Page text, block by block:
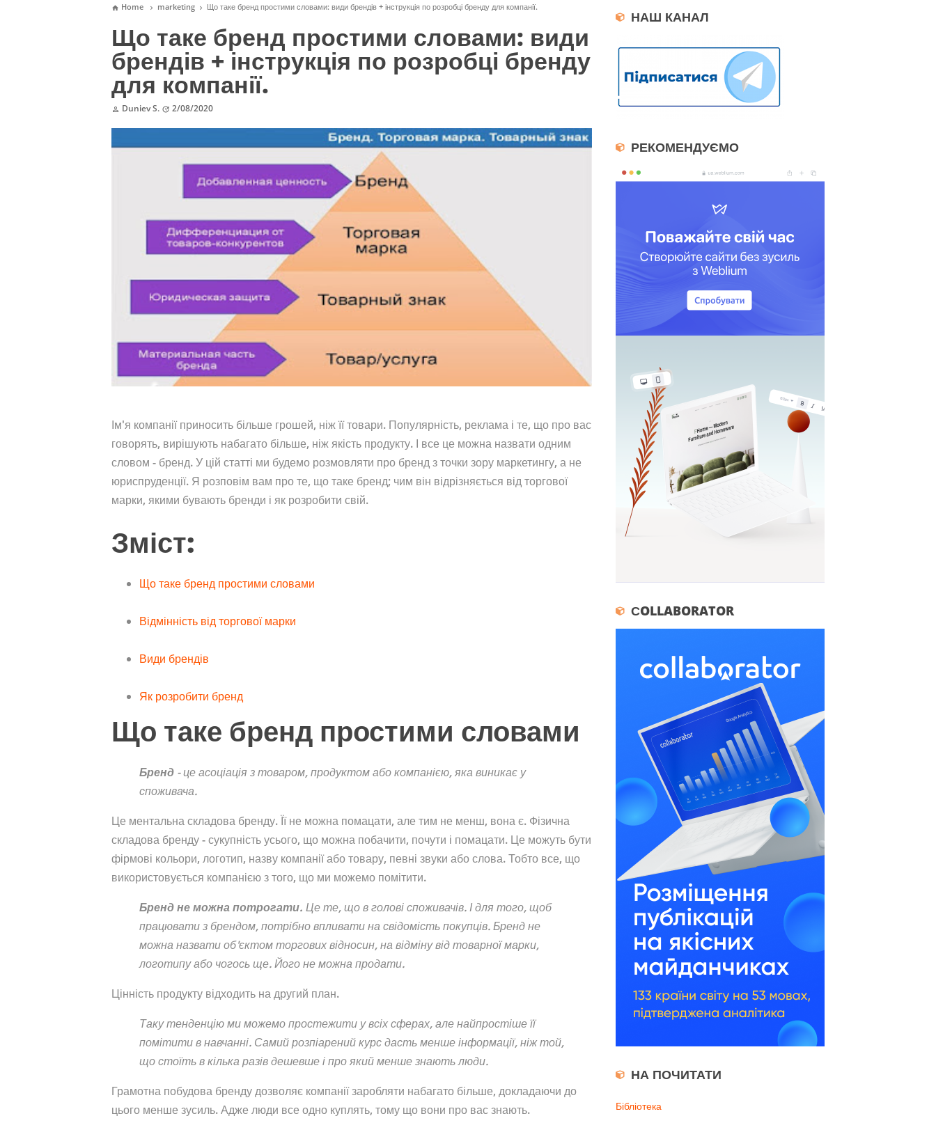
 Home  marketing  Що таке бренд простими словами: види брендів + інструкція по розробці бренду для компанії.
Що таке бренд простими словами: види
брендів + інструкція по розробці бренду
для компанії.
 Duniev S.  2/08/2020
Ім'я компанії приносить більше грошей, ніж її товари. Популярність, реклама і те, що про вас
говорять, вирішують набагато більше, ніж якість продукту. І все це можна назвати одним
словом - бренд. У цій статті ми будемо розмовляти про бренд з точки зору маркетингу, а не
юриспруденції. Я розповім вам про те, що таке бренд; чим він відрізняється від торгової
марки, якими бувають бренди і як розробити свій.
Зміст:
Що таке бренд простими словами
Відмінність від торгової марки
Види брендів
Як розробити бренд
Що таке бренд простими словами
Бренд - це асоціація з товаром, продуктом або компанією, яка виникає у
споживача.
Це ментальна складова бренду. Її не можна помацати, але тим не менш, вона є. Фізична
складова бренду - сукупність усього, що можна побачити, почути і помацати. Це можуть бути
фірмові кольори, логотип, назву компанії або товару, певні звуки або слова. Тобто все, що
використовується компанією з того, що ми можемо помітити.
Бренд не можна потрогати. Це те, що в голові споживачів. І для того, щоб
працювати з брендом, потрібно впливати на свідомість покупців. Бренд не
можна назвати об'єктом торгових відносин, на відміну від товарної марки,
логотипу або чогось ще. Його не можна продати.
Цінність продукту відходить на другий план.
Таку тенденцію ми можемо простежити у всіх сферах, але найпростіше її
помітити в навчанні. Самий розпіарений курс дасть менше інформації, ніж той,
що стоїть в кілька разів дешевше і про який менше знають люди.
Грамотна побудова бренду дозволяє компанії заробляти набагато більше, докладаючи до
цього менше зусиль. Адже люди все одно куплять, тому що вони про вас знають.
НАШ КАНАЛ
РЕКОМЕНДУЄМО
СOLLABORATOR
НА ПОЧИТАТИ
Бібліотека